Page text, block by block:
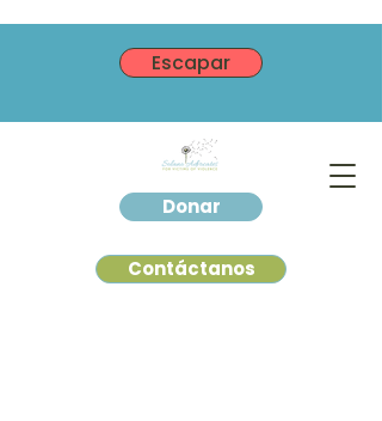
Donar
Contáctanos
Escapar